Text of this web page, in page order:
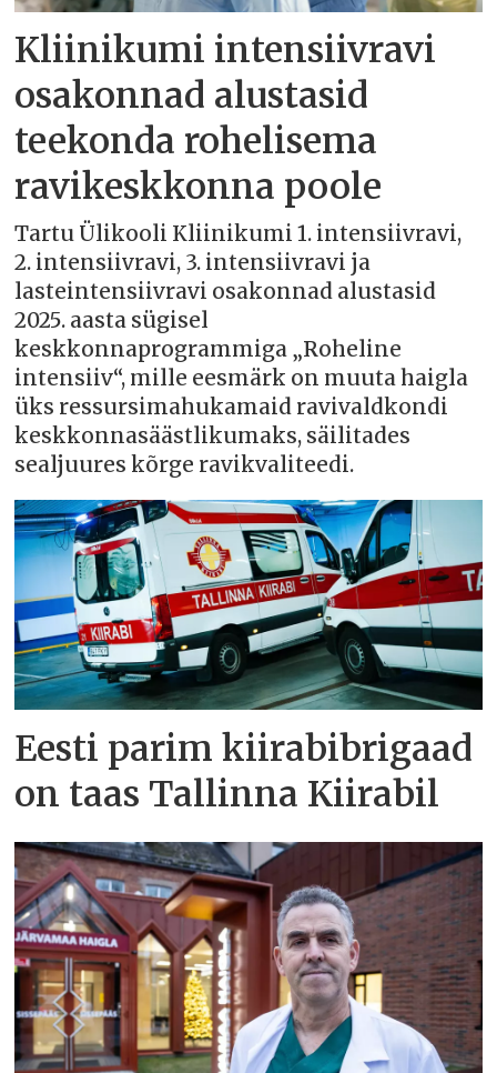
Kliinikumi intensiivravi
osakonnad alustasid
teekonda rohelisema
ravikeskkonna poole
Tartu Ülikooli Kliinikumi 1. intensiivravi,
2. intensiivravi, 3. intensiivravi ja
lasteintensiivravi osakonnad alustasid
2025. aasta sügisel
keskkonnaprogrammiga „Roheline
intensiiv“, mille eesmärk on muuta haigla
üks ressursimahukamaid ravivaldkondi
keskkonnasäästlikumaks, säilitades
sealjuures kõrge ravikvaliteedi.
Eesti parim kiirabibrigaad
on taas Tallinna Kiirabil